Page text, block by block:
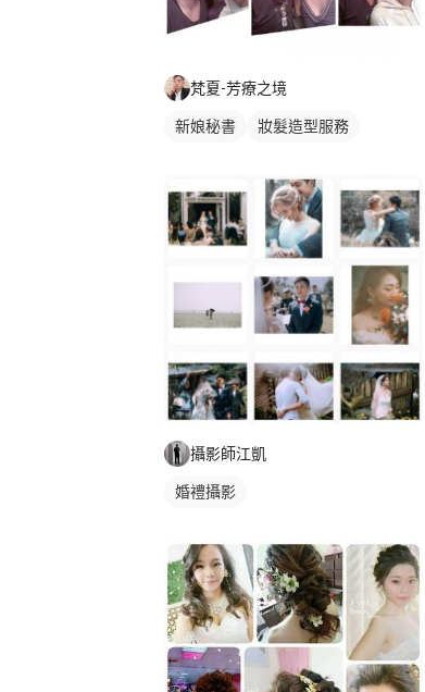
梵夏-芳療之境
新娘秘書 妝髮造型服務
攝影師江凱
婚禮攝影